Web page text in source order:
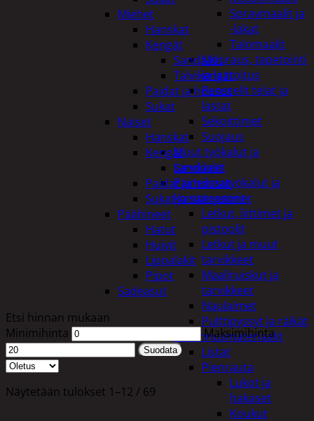
Spraymaalit ja
-lakat
Talomaalit
Muuraus, tapetointi
ja laatoitus
Pensselit telat ja
lastat
Sekoittimet
Suojaus
Muut työkalut ja
tarvikkeet
Paineilmatyökalut ja
kompressorit
Letkut, liittimet ja
pistoolit
Letkut ja muut
tarvikkeet
Maaliruiskut ja
tarvikkeet
Naulaimet
Pulttipyssyt ja räikät
Rakennusmateriaalit
Listat
Pienrauta
Lukot ja
hakaset
Koukut
Miehet
Hanskat
Kengät
Sandaalit
Talvikengät
Paidat ja housut
Sukat
Naiset
Hanskat
Kengät
Sandaalit
Paidat ja housut
Sukat ja säärystimet
Päähineet
Hatut
Huivit
Lippalakit
Pipot
Sadeasut
Etsi hinnan mukaan
Minimihinta
Maksimihinta
Suodata
Näytetään tulokset 1–12 / 69